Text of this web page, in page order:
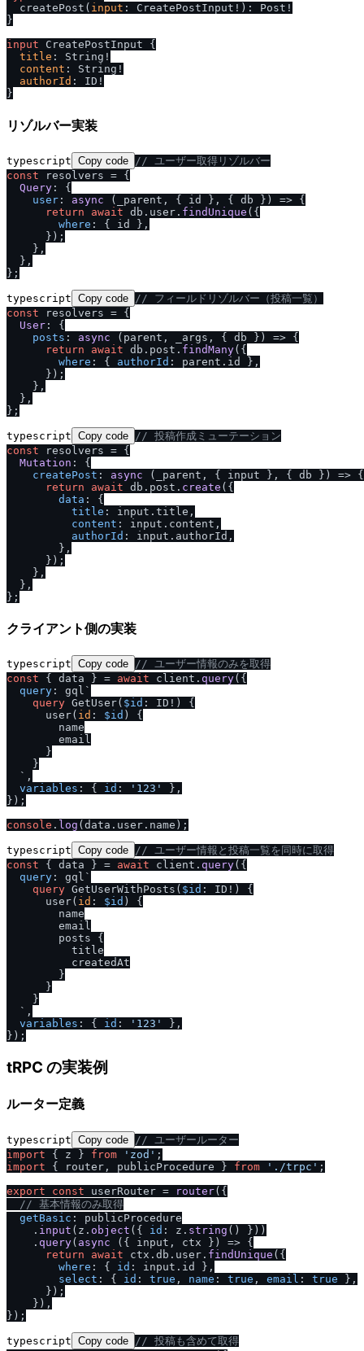
  createPost
( input : CreatePostInput ! ) : Post !
}
input CreatePostInput {
title : String !
content : String !
authorId : ID !
}
リゾルバー実装
typescript Copy code / / ユーザー取得リゾルバー
const resolvers = {
Query : {
user : async (_parent, { id }, { db }) => {
return
await db. user . findUnique ({
where : { id },
      });
    },
  },
typescript Copy code / / フィールドリゾルバー（投稿一覧）
const resolvers = {
User : {
posts : async (parent, _args, { db }) => {
return
await db. post . findMany({
where : { authorId : parent. id
},
      });
    },
  },
typescript Copy code / / 投稿作成ミューテーション
const resolvers = {
Mutation : {
createPost : async (_parent, { input }, { db }) => {
return
await db. post . create ({
data : {
title : input. title ,
content : input. content ,
authorId : input. authorId ,
        },
      });
    },
  },
クライアント側の実装
typescript Copy code // ユーザー情報のみを取得
const { data } = await client. query({
query : gql`
query GetUser( $id : ID ! )
{
      user
( id : $id ) {
        name
        email
}
}
  `
,
variables : { id : '123'
},
});
console . log (data. user . name
typescript Copy code // ユーザー情報と投稿一覧を同時に取得
const { data } = await client. query({
query : gql`
query GetUserWithPosts ( $id : ID ! )
{
      user
( id : $id ) {
        name
        email
        posts
{
          title
          createdAt
}
}
}
  `
,
variables : { id : '123'
},
tRPC の実装例
ルーター定義
typescript Copy code / / ユーザールーター
import { z } from 'zod'
import { router, publicProcedure } from '. /trpc' ;
export
const userRouter = router({
/ / 基本情報のみ取得
getBasic : publicProcedure
    .
input (z. object ({ id : z. string () }))
    .
query( async ({ input, ctx }) => {
return
await ctx. db . user . findUnique ({
where : { id : input. id
},
select : { id : true , name : true , email : true },
      });
    }),
typescript Copy code / / 投稿も含めて取得